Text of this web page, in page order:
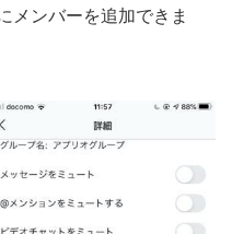
メンバーを追加できま